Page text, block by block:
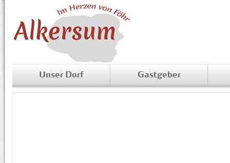
Unser Dorf Gastgeber